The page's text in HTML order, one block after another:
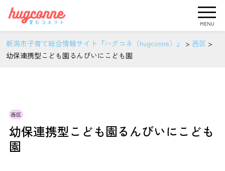
MENU
新潟市子育て総合情報サイト『ハグコネ（hugconne）』 > 西区 >
幼保連携型こども園るんびいにこども園
西区
幼保連携型こども園るんびいにこども
園